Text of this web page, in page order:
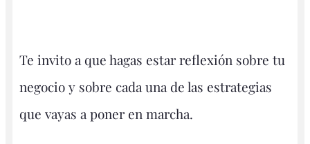
Te invito a que hagas estar reflexión sobre tu
negocio y sobre cada una de las estrategias
que vayas a poner en marcha.